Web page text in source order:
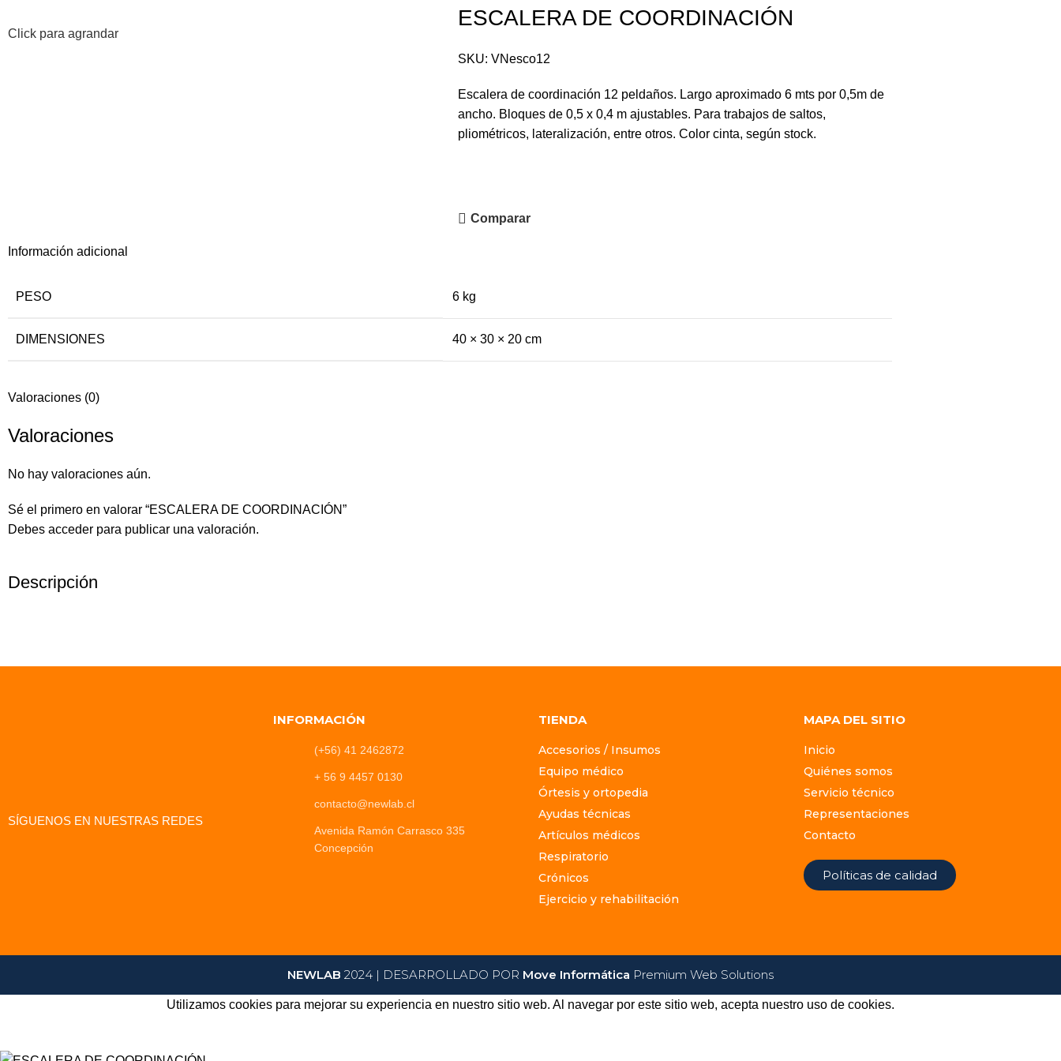
Click para agrandar
ESCALERA DE COORDINACIÓN
SKU: VNesco12
Escalera de coordinación 12 peldaños. Largo aproximado 6 mts por 0,5m de
ancho. Bloques de 0,5 x 0,4 m ajustables. Para trabajos de saltos,
pliométricos, lateralización, entre otros. Color cinta, según stock.
Comparar
Información adicional
PESO 6 kg
DIMENSIONES 40 × 30 × 20 cm
Valoraciones (0)
Valoraciones
No hay valoraciones aún.
Sé el primero en valorar “ESCALERA DE COORDINACIÓN”
Debes acceder para publicar una valoración.
Descripción
SÍGUENOS EN NUESTRAS REDES
INFORMACIÓN
(+56) 41 2462872
+ 56 9 4457 0130
contacto@newlab.cl
Avenida Ramón Carrasco 335
Concepción
TIENDA
Accesorios / Insumos
Equipo médico
Órtesis y ortopedia
Ayudas técnicas
Artículos médicos
Respiratorio
Crónicos
Ejercicio y rehabilitación
MAPA DEL SITIO
Inicio
Quiénes somos
Servicio técnico
Representaciones
Contacto
Políticas de calidad
NEWLAB 2024 | DESARROLLADO POR Move Informática Premium Web Solutions
Utilizamos cookies para mejorar su experiencia en nuestro sitio web. Al navegar por este sitio web, acepta nuestro uso de cookies.